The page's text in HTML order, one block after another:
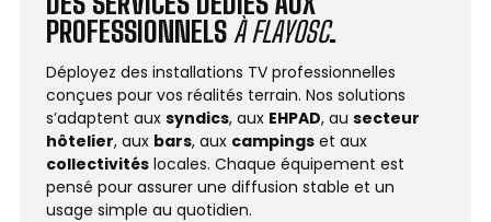
PROFESSIONNELS À FLAYOSC.
Déployez des installations TV professionnelles
conçues pour vos réalités terrain. Nos solutions
s’adaptent aux syndics, aux EHPAD, au secteur
hôtelier, aux bars, aux campings et aux
collectivités locales. Chaque équipement est
pensé pour assurer une diffusion stable et un
usage simple au quotidien.